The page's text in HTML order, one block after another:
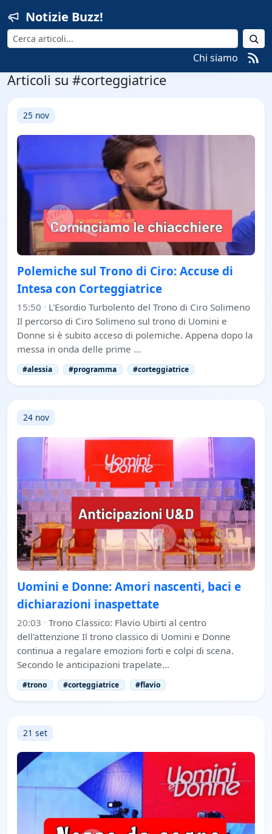
Notizie Buzz!
Cerca
Chi siamo
Articoli su #corteggiatrice
25 nov
Polemiche sul Trono di Ciro: Accuse di
Intesa con Corteggiatrice
15:50 · L'Esordio Turbolento del Trono di Ciro Solimeno
Il percorso di Ciro Solimeno sul trono di Uomini e
Donne si è subito acceso di polemiche. Appena dopo la
messa in onda delle prime …
#alessia #programma #corteggiatrice
24 nov
Uomini e Donne: Amori nascenti, baci e
dichiarazioni inaspettate
20:03 · Trono Classico: Flavio Ubirti al centro
dell'attenzione Il trono classico di Uomini e Donne
continua a regalare emozioni forti e colpi di scena.
Secondo le anticipazioni trapelate…
#trono #corteggiatrice #flavio
21 set